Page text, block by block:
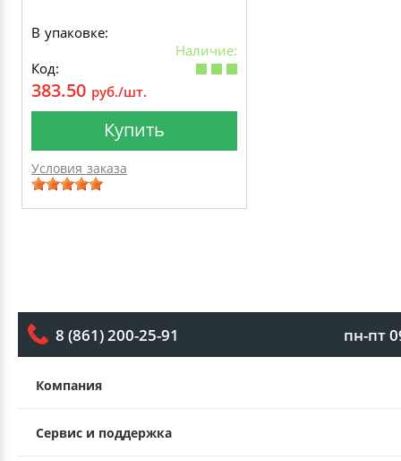
В упаковке:
Наличие:
Код:
383.50 руб./шт.
Купить
Условия заказа
8 (861) 200-25-91 пн-пт
Компания
Сервис и поддержка